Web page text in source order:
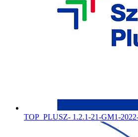
TOP_PLUSZ- 1.2.1-21-GM1-